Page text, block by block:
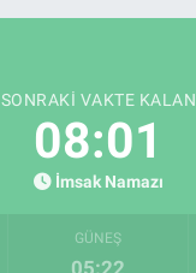
SONRAKI VAKTE KALAN
08:00
İmsak Namazı
GÜNEŞ
05:22